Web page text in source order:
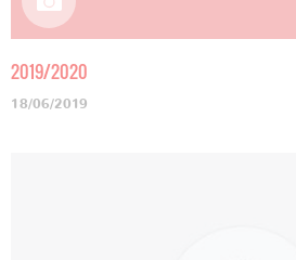
2019/2020
18/06/2019